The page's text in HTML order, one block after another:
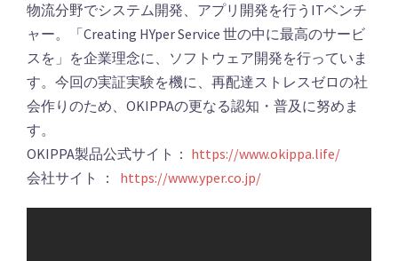
物流分野でシステム開発、アプリ開発を行うITベンチ
ャー。「Creating HYper Service 世の中に最高のサービ
スを」を企業理念に、ソフトウェア開発を行っていま
す。今回の実証実験を機に、再配達ストレスゼロの社
会作りのため、OKIPPAの更なる認知・普及に努めま
す。
OKIPPA製品公式サイト： https://www.okippa.life/
会社サイト ： https://www.yper.co.jp/